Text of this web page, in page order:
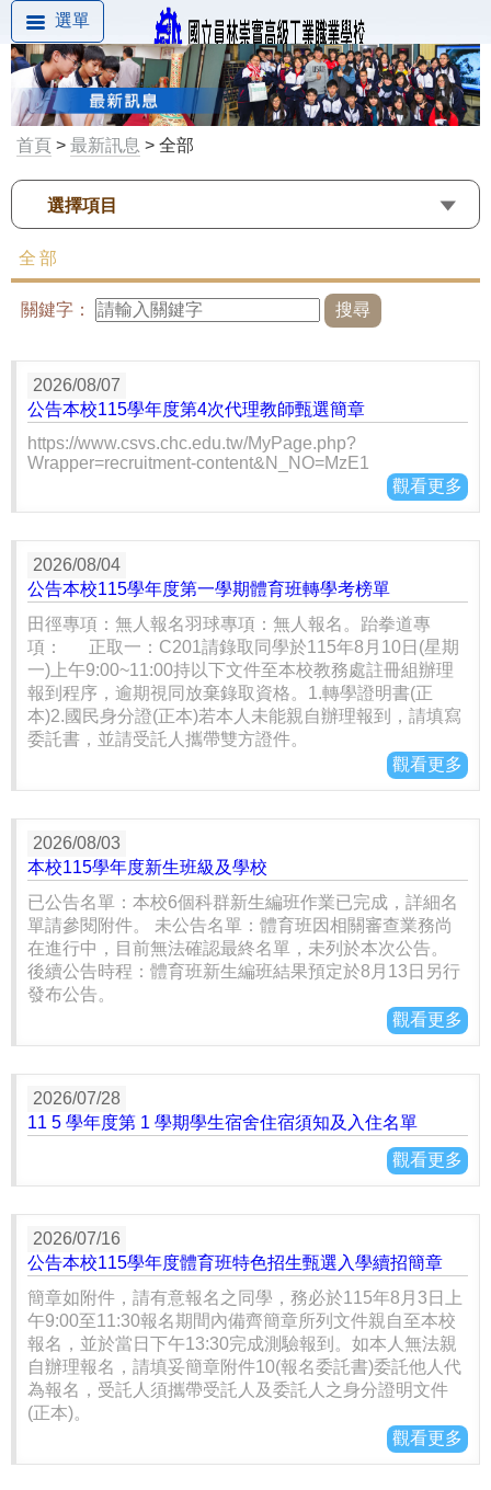
選單
首頁 > 最新訊息 > 全部
選擇項目
全部
關鍵字：
2026/08/07
公告本校115學年度第4次代理教師甄選簡章
https://www.csvs.chc.edu.tw/MyPage.php?
Wrapper=recruitment-content&N_NO=MzE1
觀看更多
2026/08/04
公告本校115學年度第一學期體育班轉學考榜單
田徑專項：無人報名羽球專項：無人報名。跆拳道專
項： 正取一：C201請錄取同學於115年8月10日(星期
一)上午9:00~11:00持以下文件至本校教務處註冊組辦理
報到程序，逾期視同放棄錄取資格。1.轉學證明書(正
本)2.國民身分證(正本)若本人未能親自辦理報到，請填寫
委託書，並請受託人攜帶雙方證件。
觀看更多
2026/08/03
本校115學年度新生班級及學校
已公告名單：本校6個科群新生編班作業已完成，詳細名
單請參閱附件。 未公告名單：體育班因相關審查業務尚
在進行中，目前無法確認最終名單，未列於本次公告。
後續公告時程：體育班新生編班結果預定於8月13日另行
發布公告。
觀看更多
2026/07/28
11 5 學年度第 1 學期學生宿舍住宿須知及入住名單
觀看更多
2026/07/16
公告本校115學年度體育班特色招生甄選入學續招簡章
簡章如附件，請有意報名之同學，務必於115年8月3日上
午9:00至11:30報名期間內備齊簡章所列文件親自至本校
報名，並於當日下午13:30完成測驗報到。如本人無法親
自辦理報名，請填妥簡章附件10(報名委託書)委託他人代
為報名，受託人須攜帶受託人及委託人之身分證明文件
(正本)。
觀看更多